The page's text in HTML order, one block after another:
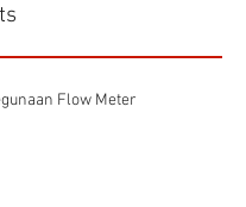
Flow Meter